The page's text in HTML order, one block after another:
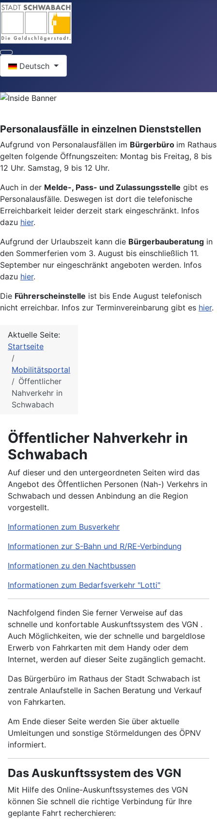
Deutsch
Personalausfälle in einzelnen Dienststellen
Aufgrund von Personalausfällen im Bürgerbüro im Rathaus
gelten folgende Öffnungszeiten: Montag bis Freitag, 8 bis
12 Uhr. Samstag, 9 bis 12 Uhr.
Auch in der Melde-, Pass- und Zulassungsstelle gibt es
Personalausfälle. Deswegen ist dort die telefonische
Erreichbarkeit leider derzeit stark eingeschränkt. Infos
dazu hier.
Aufgrund der Urlaubszeit kann die Bürgerbauberatung in
den Sommerferien vom 3. August bis einschließlich 11.
September nur eingeschränkt angeboten werden. Infos
dazu hier.
Die Führerscheinstelle ist bis Ende August telefonisch
nicht erreichbar. Infos zur Terminvereinbarung gibt es hier.
Aktuelle Seite:
Startseite
Mobilitätsportal
Öffentlicher
Nahverkehr in
Schwabach
Öffentlicher Nahverkehr in
Schwabach
Auf dieser und den untergeordneten Seiten wird das
Angebot des Öffentlichen Personen (Nah-) Verkehrs in
Schwabach und dessen Anbindung an die Region
vorgestellt.
Informationen zum Busverkehr
Informationen zur S-Bahn und R/RE-Verbindung
Informationen zu den Nachtbussen
Informationen zum Bedarfsverkehr "Lotti"
Nachfolgend finden Sie ferner Verweise auf das
schnelle und konfortable Auskunftssystem des VGN .
Auch Möglichkeiten, wie der schnelle und bargeldlose
Erwerb von Fahrkarten mit dem Handy oder dem
Internet, werden auf dieser Seite zugänglich gemacht.
Das Bürgerbüro im Rathaus der Stadt Schwabach ist
zentrale Anlaufstelle in Sachen Beratung und Verkauf
von Fahrkarten.
Am Ende dieser Seite werden Sie über aktuelle
Umleitungen und sonstige Störmeldungen des ÖPNV
informiert.
Das Auskunftssystem des VGN
Mit Hilfe des Online-Auskunftssystemes des VGN
können Sie schnell die richtige Verbindung für Ihre
geplante Fahrt recherchieren: